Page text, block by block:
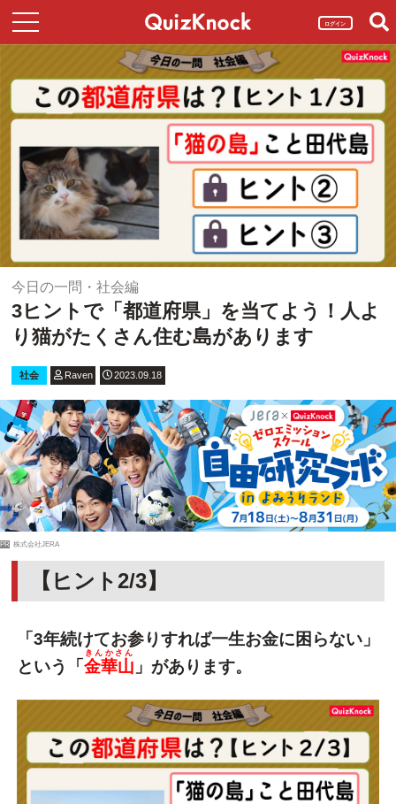
ログイン
今日の一問・社会編
3ヒントで「都道府県」を当てよう！人よ
り猫がたくさん住む島があります
社会 Raven 2023.09.18
PR 株式会社JERA
【ヒント2/3】
「3年続けてお参りすれば一生お金に困らない」
という「 金華山
きんかさん
」があります。